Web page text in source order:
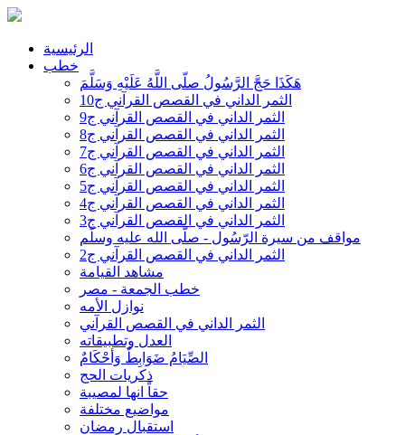
الرئيسية
خطب
هَكَذَا حَجَّ الرَّسُولُ صلّى اللَّهُ عَلَيْهِ وَسَلَّمَ
الثمر الداني في القصص القرآني ج10
الثمر الداني في القصص القرآني ج9
الثمر الداني في القصص القرآني ج8
الثمر الداني في القصص القرآني ج7
الثمر الداني في القصص القرآني ج6
الثمر الداني في القصص القرآني ج5
الثمر الداني في القصص القرآني ج4
الثمر الداني في القصص القرآني ج3
مواقف من سيرة الرّسُول - صلّى الله عليه وسلّم
الثمر الداني في القصص القرآني ج2
مشاهد القيامة
خطب الجمعة - مصر
نوازل الأمه
الثمر الداني في القصص القرآني
العدل وتطبيقاته
الصِّيَامُ ضَوَابِطٌ وَأحْكَامٌ
ذكريات الحج
حقاً انها لمصيبة
مواضيع مختلفة
استقبال رمضان